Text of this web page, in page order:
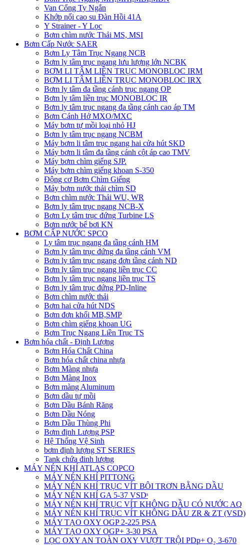
Van Cổng Ty Ngắn
Khớp nối cao su Đàn Hồi 41A
Y Strainer - Y Lọc
Bơm chìm nước Thải MS, MSI
Bơm Cấp Nước SAER
Bơm Ly Tâm Trục Ngang NCB
Bơm ly tâm trục ngang lưu lượng lớn NCBK
BƠM LI TÂM LIỀN TRỤC MONOBLOC IRM
BƠM LI TÂM LIỀN TRỤC MONOBLOC IRX
Bơm ly tâm đa tầng cánh trục ngang OP
Bơm ly tâm liền trục MONOBLOC IR
Bơm ly tâm trục ngang đa tầng cánh cao áp TM
Bơm Cánh Hở MXO/MXC
Máy bơm tự mồi loại nhỏ HJ
Bơm ly tâm trục ngang NCBM
Máy bơm li tâm trục ngang hai cửa hút SKD
​Máy bơm li tâm đa tầng cánh cột áp cao TMV
Máy bơm chìm giếng SJP.
Máy bơm chìm giếng khoan S-350
Động cơ Bơm Chìm Giếng
​Máy bơm nước thải chìm SD
Bơm chìm nước Thải WU, WR
Bơm ly tâm trục ngang NCB-X
Bơm Ly tâm trục đứng Turbine LS
Bơm nước bể bơi KN
BƠM CẤP NƯỚC SPCO
Ly tâm trục ngang đa tầng cánh HM
Bơm ly tâm trục đứng đa tầng cánh VM
Bơm ly tâm trục ngang đơn tầng cánh ND
Bơm ly tâm trục ngang liền trục CC
Bơm ly tâm trục ngang liền trục TS
Bơm ly tâm trục đứng PD-Inline
Bơm chìm nước thải
Bơm hai cửa hút NDS
Bơm đơn khối MB,SMP
Bơm chìm giếng khoan UG
Bơm Trục Ngang Liền Trục TS
Bơm hóa chất - Định Lượng
Bơm Hóa Chất China
Bơm hóa chất china nhựa
Bơm Màng nhựa
Bơm Màng Inox
Bơm màng Aluminum
Bơm dầu tự mồi
Bơm Dầu Bánh Răng
Bơm Dầu Nóng
Bơm Dầu Thùng Phi
Bơm định Lượng PSP
Hệ Thống Vệ Sinh
bơm định lượng ST SERIES
Tank chứa đinh lượng
MÁY NÉN KHÍ ATLAS COPCO
MÁY NÉN KHÍ PITTONG
MÁY NÉN KHÍ TRỤC VÍT BÔI TRƠN BẰNG DẦU
MÁY NÉN KHÍ GA 5-37 VSDˢ
MÁY NÉN KHÍ TRỤC VÍT KHÔNG DẦU CÓ NƯỚC AQ
MÁY NÉN KHÍ TRỤC VÍT KHÔNG DẦU ZR & ZT (VSD)
MÁY TẠO OXY OGP 2-225 PSA
MÁY TẠO OXY OGP+ 3-30 PSA
LỌC OXY AN TOÀN OXY VƯỢT TRỘI PDp+ O₂ 3-670